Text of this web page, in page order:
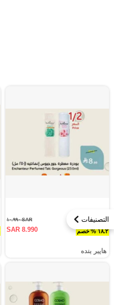
التصنيفات
١٨.٢ % خصم
SAR ١٠.٩٩٠
SAR 8.990
هايبر بنده